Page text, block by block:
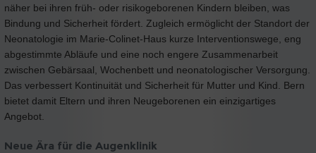
näher bei ihren früh- oder risikogeborenen Kindern bleiben, was
Bindung und Sicherheit fördert. Zugleich ermöglicht der Standort der
Neonatologie im Marie-Colinet-Haus kurze Interventionswege, eng
abgestimmte Abläufe und eine noch engere Zusammenarbeit
zwischen Gebärsaal, Wochenbett und neonatologischer Versorgung.
Das verbessert Kontinuität und Sicherheit für Mutter und Kind. Bern
bietet damit Eltern und ihren Neugeborenen ein einzigartiges
Angebot.
Neue Ära für die Augenklinik